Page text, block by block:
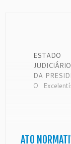
DA
O
ATO